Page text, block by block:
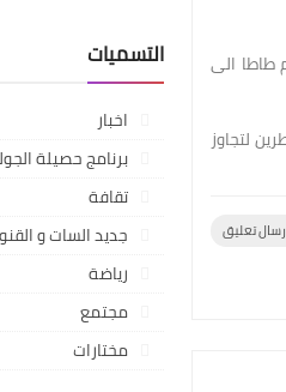
طاطا الى
لتجاوز
تعليق
التسميات
اخبار
برنامج حصيلة
تقافة
جديد السات و
رياضة
مجتمع
مختارات